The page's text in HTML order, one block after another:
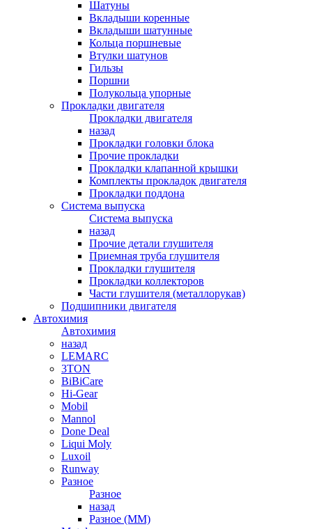
Шатуны
Вкладыши коренные
Вкладыши шатунные
Кольца поршневые
Втулки шатунов
Гильзы
Поршни
Полукольца упорные
Прокладки двигателя
Прокладки двигателя
назад
Прокладки головки блока
Прочие прокладки
Прокладки клапанной крышки
Комплекты прокладок двигателя
Прокладки поддона
Система выпуска
Система выпуска
назад
Прочие детали глушителя
Приемная труба глушителя
Прокладки глушителя
Прокладки коллекторов
Части глушителя (металлорукав)
Подшипники двигателя
Автохимия
Автохимия
назад
LEMARC
3TON
BiBiCare
Hi-Gear
Mobil
Mannol
Done Deal
Liqui Moly
Luxoil
Runway
Разное
Разное
назад
Разное (ММ)